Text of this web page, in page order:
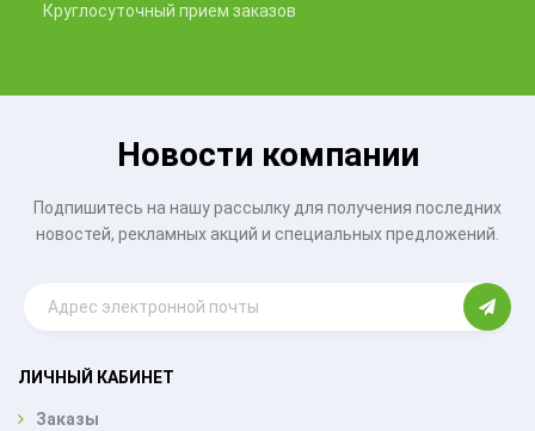
Круглосуточный прием заказов
Новости компании
Подпишитесь на нашу рассылку для получения последних
новостей, рекламных акций и специальных предложений.
ЛИЧНЫЙ КАБИНЕТ
Заказы